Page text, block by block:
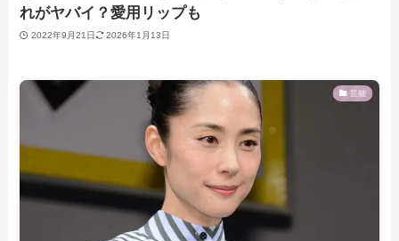
れがヤバイ？愛用リップも
2022年9月21日 2026年1月13日
芸能